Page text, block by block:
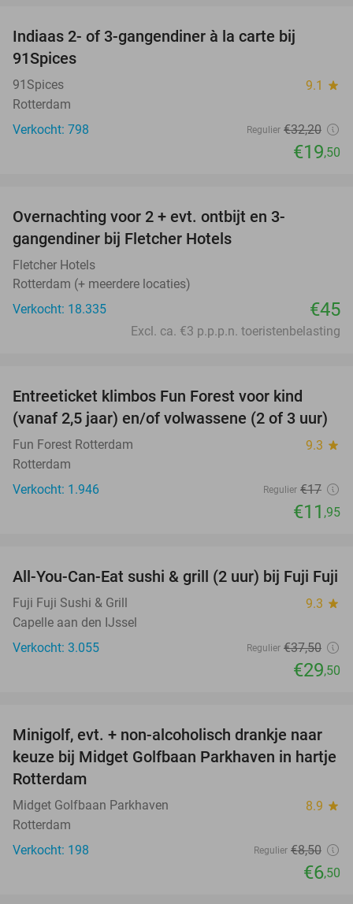
Indiaas 2- of 3-gangendiner à la carte bij
91Spices
91Spices 9.1 star
Rotterdam
Verkocht: 798
Regulier €32,20
€19,50
Overnachting voor 2 + evt. ontbijt en 3-
gangendiner bij Fletcher Hotels
Fletcher Hotels
Rotterdam (+ meerdere locaties)
Verkocht: 18.335
€45
Excl. ca. €3 p.p.p.n. toeristenbelasting
Entreeticket klimbos Fun Forest voor kind
(vanaf 2,5 jaar) en/of volwassene (2 of 3 uur)
Fun Forest Rotterdam 9.3 star
Rotterdam
Verkocht: 1.946
Regulier €17
€11 ,95
21%
All-You-Can-Eat sushi & grill (2 uur) bij Fuji Fuji
Fuji Fuji Sushi & Grill 9.3 star
Capelle aan den IJssel
Verkocht: 3.055
Regulier €37,50
€29,50
24%
Minigolf, evt. + non-alcoholisch drankje naar
keuze bij Midget Golfbaan Parkhaven in hartje
Rotterdam
Midget Golfbaan Parkhaven 8.9 star
Rotterdam
Verkocht: 198
Regulier €8,50
€6,50